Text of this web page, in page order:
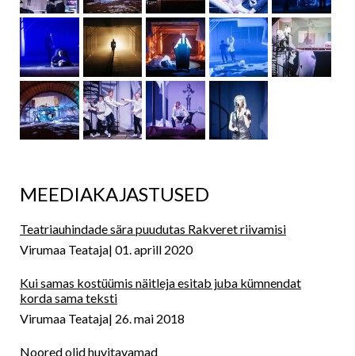
MEEDIAKAJASTUSED
Teatriauhindade sära puudutas Rakveret riivamisi
Virumaa Teataja 01. aprill 2020
Kui samas kostüümis näitleja esitab juba kümnendat
korda sama teksti
Virumaa Teataja 26. mai 2018
Noored olid huvitavamad